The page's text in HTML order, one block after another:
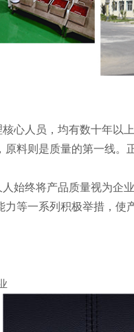
核心人员，均有数
原料则是质量的第一线
终将产品质量视为企业
力等一系列积极举措，使